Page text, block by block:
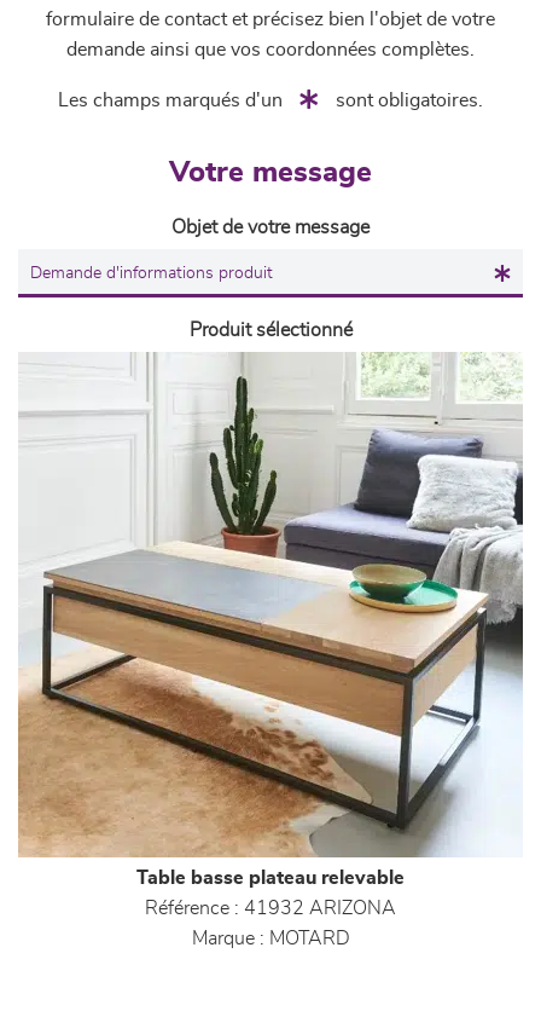
formulaire de contact et précisez bien l'objet de votre
demande ainsi que vos coordonnées complètes.
Les champs marqués d'un sont obligatoires.
Votre message
Objet de votre message
Produit sélectionné
Table basse plateau relevable
Référence : 41932 ARIZONA
Marque : MOTARD